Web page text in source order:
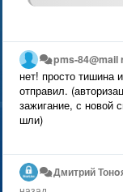
pms-84@mail
нет! просто тишина
отправил.
зажигание, с
шли)
Дмитрий